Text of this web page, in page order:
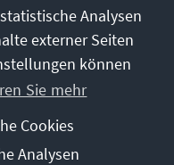
Analysen
externer Seiten
können
Sie mehr
Cookies
Analysen